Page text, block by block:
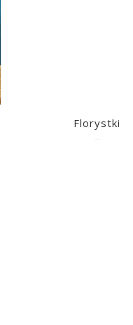
Florystki